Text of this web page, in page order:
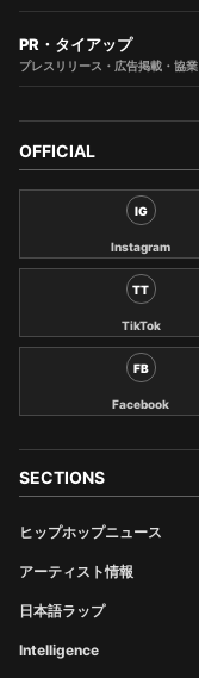
PR・タイアップ
プレスリリース・広告掲載・協業
OFFICIAL
IG
Instagram
TT
TikTok
FB
Facebook
SECTIONS
ヒップホップニュース
アーティスト情報
日本語ラップ
Intelligence